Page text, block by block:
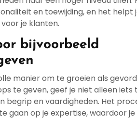
en toewijding, en het helpt
je klanten.
bijvoorbeeld
manier om te groeien als
te geven, geef je niet alleen iets
begrip en vaardigheden. Het
gaan op je expertise, waardoor je